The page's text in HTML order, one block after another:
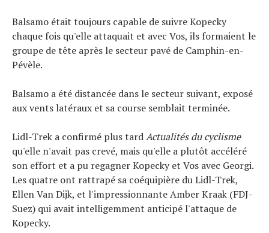
Balsamo était toujours capable de suivre Kopecky
chaque fois qu'elle attaquait et avec Vos, ils formaient le
groupe de tête après le secteur pavé de Camphin-en-
Pévèle.
Balsamo a été distancée dans le secteur suivant, exposé
aux vents latéraux et sa course semblait terminée.
Lidl-Trek a confirmé plus tardActualités du cyclisme
qu'elle n'avait pas crevé, mais qu'elle a plutôt accéléré
son effort et a pu regagner Kopecky et Vos avec Georgi.
Les quatre ont rattrapé sa coéquipière du Lidl-Trek,
Ellen Van Dijk, et l'impressionnante Amber Kraak (FDJ-
Suez) qui avait intelligemment anticipé l'attaque de
Kopecky.